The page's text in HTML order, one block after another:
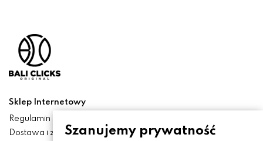
Sklep Internetowy
Regulamin
Dostawa i zwrotySzanujemy prywatność